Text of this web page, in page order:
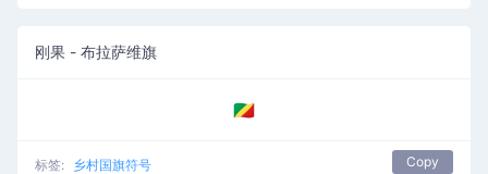
刚果 - 布拉萨维旗
🇨🇬
标签: 乡村国旗符号 Copy